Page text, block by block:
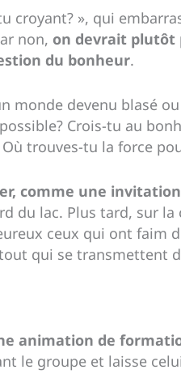
croyant? », qui
non, on devrait plutôt
du bonheur.
monde devenu blasé
Crois-tu au
trouves-tu la force
comme une
du lac. Plus tard, sur
ceux qui ont
qui se transmettent
animation de
le groupe et laisse